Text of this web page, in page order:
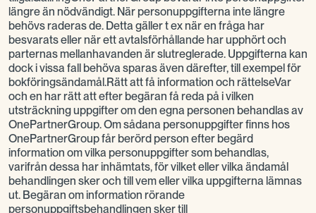
längre än nödvändigt. När personuppgifterna inte längre
behövs raderas de. Detta gäller t ex när en fråga har
besvarats eller när ett avtalsförhållande har upphört och
parternas mellanhavanden är slutreglerade. Uppgifterna kan
dock i vissa fall behöva sparas även därefter, till exempel för
bokföringsändamål.Rätt att få information och rättelseVar
och en har rätt att efter begäran få reda på i vilken
utsträckning uppgifter om den egna personen behandlas av
OnePartnerGroup. Om sådana personuppgifter finns hos
OnePartnerGroup får berörd person efter begärd
information om vilka personuppgifter som behandlas,
varifrån dessa har inhämtats, för vilket eller vilka ändamål
behandlingen sker och till vem eller vilka uppgifterna lämnas
ut. Begäran om information rörande
personuppgiftsbehandlingen sker till